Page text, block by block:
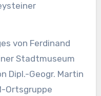
von Ferdinand
Stadtmuseum
Dipl.-Geogr. Martin
Ortsgruppe